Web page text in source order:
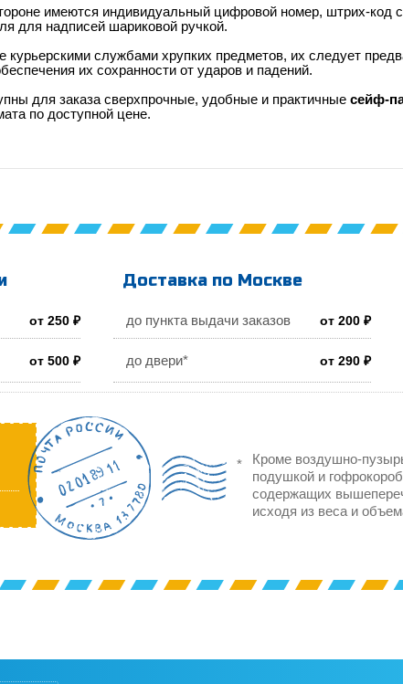
имеются индивидуальный цифровой номер, штрих-
для надписей шариковой ручкой.
курьерскими службами хрупких предметов, их следует
их сохранности от ударов и падений.
для заказа сверхпрочные, удобные и практичные сейф-
по доступной цене.
от 250 ₽
от 500 ₽
Доставка по Москве
до пункта выдачи заказов от 200 ₽
до двери* от 290 ₽
Кроме воздушно-
подушкой и
содержащих
исходя из веса и